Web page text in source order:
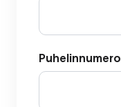
Puhelinnumero